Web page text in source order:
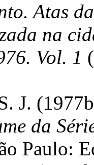
Atas
na
Vol. 1
J.
da
Paulo: